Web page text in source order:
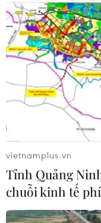
vietnamplus.vn
Tỉnh Quảng
chuỗi kinh tế